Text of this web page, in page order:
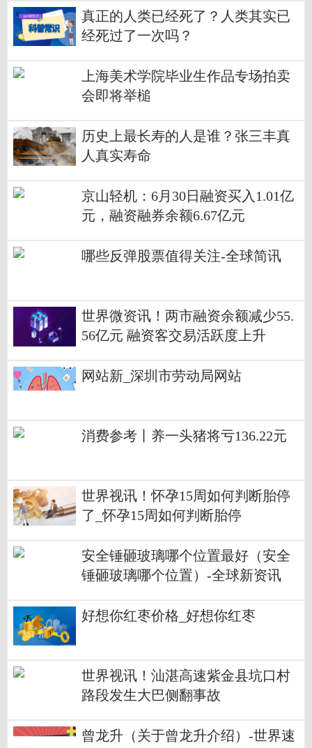
真正的人类已经死了？人类其实已
经死过了一次吗？
上海美术学院毕业生作品专场拍卖
会即将举槌
历史上最长寿的人是谁？张三丰真
人真实寿命
京山轻机：6月30日融资买入1.01亿
元，融资融券余额6.67亿元
​哪些反弹股票值得关注-全球简讯
世界微资讯！两市融资余额减少55.
56亿元 融资客交易活跃度上升
网站新_深圳市劳动局网站
消费参考丨养一头猪将亏136.22元
世界视讯！怀孕15周如何判断胎停
了_怀孕15周如何判断胎停
安全锤砸玻璃哪个位置最好（安全
锤砸玻璃哪个位置）-全球新资讯
好想你红枣价格_好想你红枣
世界视讯！汕湛高速紫金县坑口村
路段发生大巴侧翻事故
曾龙升（关于曾龙升介绍）-世界速